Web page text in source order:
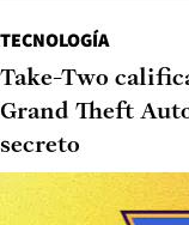
TECNOLOGÍA
Take-Two
Grand Theft
secreto